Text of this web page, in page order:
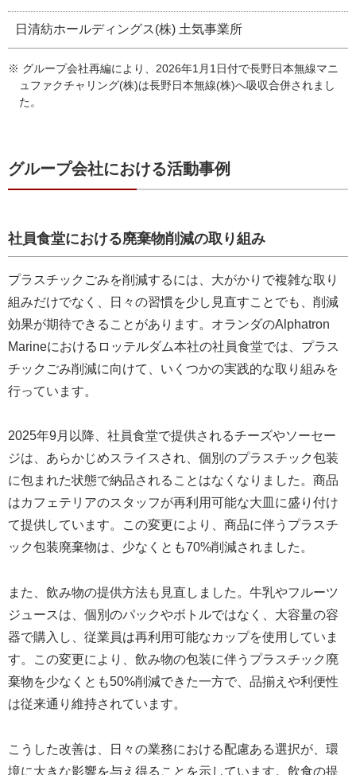
日清紡ホールディングス(株) 土気事業所
※ グループ会社再編により、2026年1月1日付で長野日本無線マニ
ュファクチャリング(株)は長野日本無線(株)へ吸収合併されまし
た。
グループ会社における活動事例
社員食堂における廃棄物削減の取り組み
プラスチックごみを削減するには、大がかりで複雑な取り
組みだけでなく、日々の習慣を少し見直すことでも、削減
効果が期待できることがあります。オランダのAlphatron
Marineにおけるロッテルダム本社の社員食堂では、プラス
チックごみ削減に向けて、いくつかの実践的な取り組みを
行っています。
2025年9月以降、社員食堂で提供されるチーズやソーセー
ジは、あらかじめスライスされ、個別のプラスチック包装
に包まれた状態で納品されることはなくなりました。商品
はカフェテリアのスタッフが再利用可能な大皿に盛り付け
て提供しています。この変更により、商品に伴うプラスチ
ック包装廃棄物は、少なくとも70%削減されました。
また、飲み物の提供方法も見直しました。牛乳やフルーツ
ジュースは、個別のパックやボトルではなく、大容量の容
器で購入し、従業員は再利用可能なカップを使用していま
す。この変更により、飲み物の包装に伴うプラスチック廃
棄物を少なくとも50%削減できた一方で、品揃えや利便性
は従来通り維持されています。
こうした改善は、日々の業務における配慮ある選択が、環
境に大きな影響を与え得ることを示しています。飲食の提